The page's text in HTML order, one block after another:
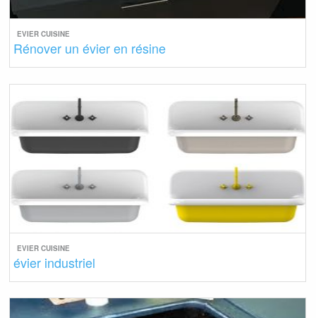
EVIER CUISINE
Rénover un évier en résine
EVIER CUISINE
évier industriel